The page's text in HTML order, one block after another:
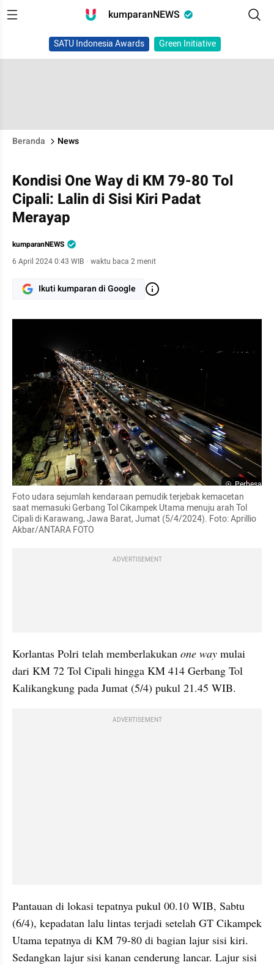
kumparanNEWS
SATU Indonesia Awards Green Initiative
Beranda News
Kondisi One Way di KM 79-80 Tol
Cipali: Lalin di Sisi Kiri Padat
Merayap
kumparanNEWS
6 April 2024 0:43 WIB · waktu baca 2 menit
Ikuti kumparan di Google
Perbesar
Foto udara sejumlah kendaraan pemudik terjebak kemacetan
saat memasuki Gerbang Tol Cikampek Utama menuju arah Tol
Cipali di Karawang, Jawa Barat, Jumat (5/4/2024). Foto: Aprillio
Akbar/ANTARA FOTO
ADVERTISEMENT
Korlantas Polri telah memberlakukan one way mulai
dari KM 72 Tol Cipali hingga KM 414 Gerbang Tol
Kalikangkung pada Jumat (5/4) pukul 21.45 WIB.
ADVERTISEMENT
Pantauan di lokasi tepatnya pukul 00.10 WIB, Sabtu
(6/4), kepadatan lalu lintas terjadi setelah GT Cikampek
Utama tepatnya di KM 79-80 di bagian lajur sisi kiri.
Sedangkan lajur sisi kanan cenderung lancar. Lajur sisi